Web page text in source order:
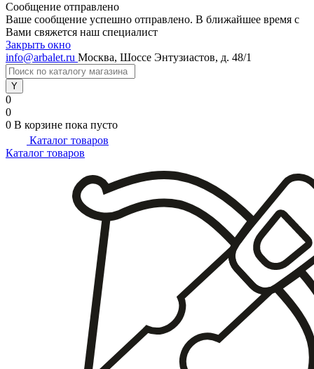
Сообщение отправлено
Ваше сообщение успешно отправлено. В ближайшее время с
Вами свяжется наш специалист
Закрыть окно
info@arbalet.ru Москва, Шоссе Энтузиастов, д. 48/1
0
0
0 В корзине пока пусто
Каталог товаров
Каталог товаров